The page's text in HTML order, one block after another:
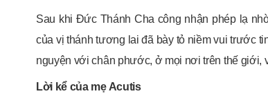
Sau khi Đức Thánh Cha công nhận phép lạ
của vị thánh tương lai đã bày tỏ niềm vui trước
nguyện với chân phước, ở mọi nơi trên thế giới,
Lời kể của mẹ Acutis